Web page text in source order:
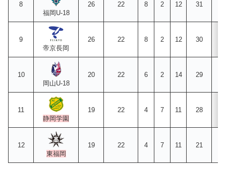
8
福岡U-18
26 22 8 2 12 31
9
帝京長岡
26 22 8 2 12 30
10
岡山U-18
20 22 6 2 14 29
11
静岡学園
19 22 4 7 11 28
12
東福岡
19 22 4 7 11 21